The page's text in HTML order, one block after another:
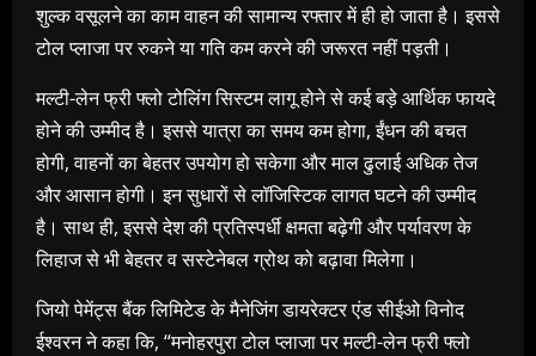
शुल्क वसूलने का काम वाहन की सामान्य रफ्तार में ही हो जाता है। इससे
टोल प्लाजा पर रुकने या गति कम करने की जरूरत नहीं पड़ती।
मल्टी-लेन फ्री फ्लो टोलिंग सिस्टम लागू होने से कई बड़े आर्थिक फायदे
होने की उम्मीद है। इससे यात्रा का समय कम होगा, ईंधन की बचत
होगी, वाहनों का बेहतर उपयोग हो सकेगा और माल ढुलाई अधिक तेज
और आसान होगी। इन सुधारों से लॉजिस्टिक लागत घटने की उम्मीद
है। साथ ही, इससे देश की प्रतिस्पर्धी क्षमता बढ़ेगी और पर्यावरण के
लिहाज से भी बेहतर व सस्टेनेबल ग्रोथ को बढ़ावा मिलेगा।
जियो पेमेंट्स बैंक लिमिटेड के मैनेजिंग डायरेक्टर एंड सीईओ विनोद
ईश्वरन ने कहा कि, “मनोहरपुरा टोल प्लाजा पर मल्टी-लेन फ्री फ्लो